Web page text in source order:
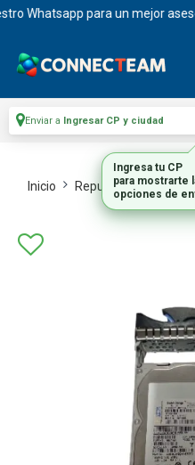
Whatsapp para un mejor
Enviar a Ingresar CP y ciudad
Inicio Repuestos Y
Ingresa tu CP
para mostrarte
opciones de